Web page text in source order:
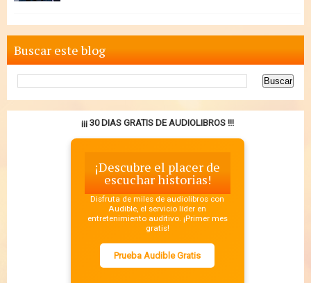
Buscar este blog
¡¡¡ 30 DIAS GRATIS DE AUDIOLIBROS !!!
¡Descubre el placer de
escuchar historias!
Disfruta de miles de audiolibros con
Audible, el servicio líder en
entretenimiento auditivo. ¡Primer mes
gratis!
Prueba Audible Gratis